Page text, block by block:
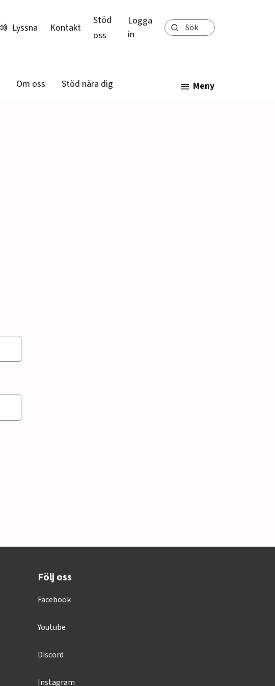
Lyssna Kontakt
Stöd
oss
Logga
in
Sök
Om oss Stöd nära dig Meny
Följ oss
Facebook
Youtube
Discord
Instagram